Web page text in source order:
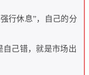
强行休息”，自己的分
自己错，就是市场出